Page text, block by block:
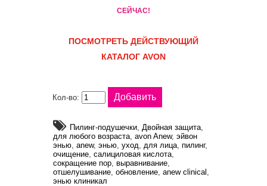
СЕЙЧАС!
ПОСМОТРЕТЬ ДЕЙСТВУЮЩИЙ
КАТАЛОГ AVON
Кол-во:
Пилинг-подушечки, Двойная защита,
для любого возраста, avon Anew, эйвон
энью, anew, энью, уход, для лица, пилинг,
очищение, салициловая кислота,
сокращение пор, выравнивание,
отшелушивание, обновление, anew clinical ,
энью клиникал